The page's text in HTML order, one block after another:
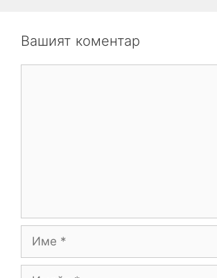
Вашият коментар